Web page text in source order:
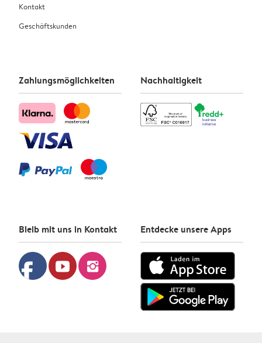
Kontakt
Geschäftskunden
Zahlungsmöglichkeiten Nachhaltigkeit
Bleib mit uns in Kontakt
facebook youtube instagram
Entdecke unsere Apps